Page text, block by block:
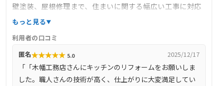
壁塗装、屋根修理まで、住まいに関する幅広い工事に対応
しています。熟練の大工職人が在籍しており、豊富な知識
関するお悩みや相談がある場合は、気軽にお問い合わせく
ださい。
もっと見る
利用者の口コミ
匿名★★★★★ 5.0 2025/12/17
「「木幡工務店さんにキッチンのリフォームをお願いしま
した。職人さんの技術が高く、仕上がりに大変満足してい